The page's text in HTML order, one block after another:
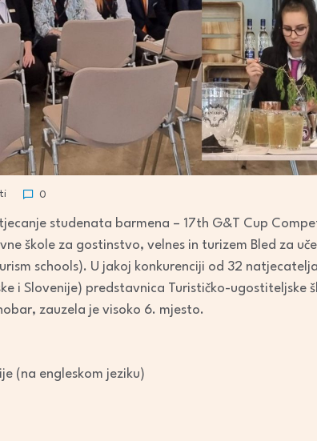
0
studenata barmena – 17th G&T Cup
škole za gostinstvo, velnes in turizem Bled za
schools). U jakoj konkurenciji od 32
i Slovenije) predstavnica Turističko-ugostiteljske
zauzela je visoko 6. mjesto.
(na engleskom jeziku)